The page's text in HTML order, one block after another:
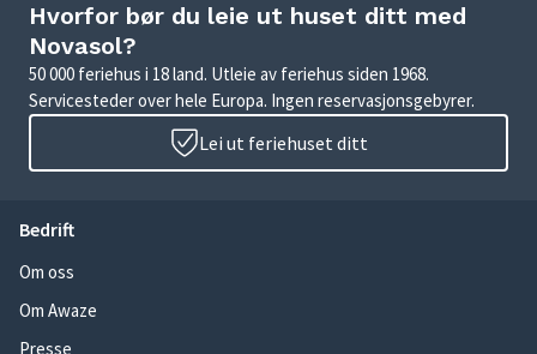
Hvorfor bør du leie ut huset ditt med
Novasol?
50 000 feriehus i 18 land. Utleie av feriehus siden 1968.
Servicesteder over hele Europa. Ingen reservasjonsgebyrer.
Lei ut feriehuset ditt
Bedrift
Om oss
Om Awaze
Presse